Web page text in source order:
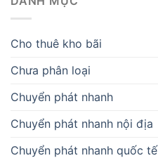
Cho thuê kho bãi
Chưa phân loại
Chuyển phát nhanh
Chuyển phát nhanh nội địa
Chuyển phát nhanh quốc tế